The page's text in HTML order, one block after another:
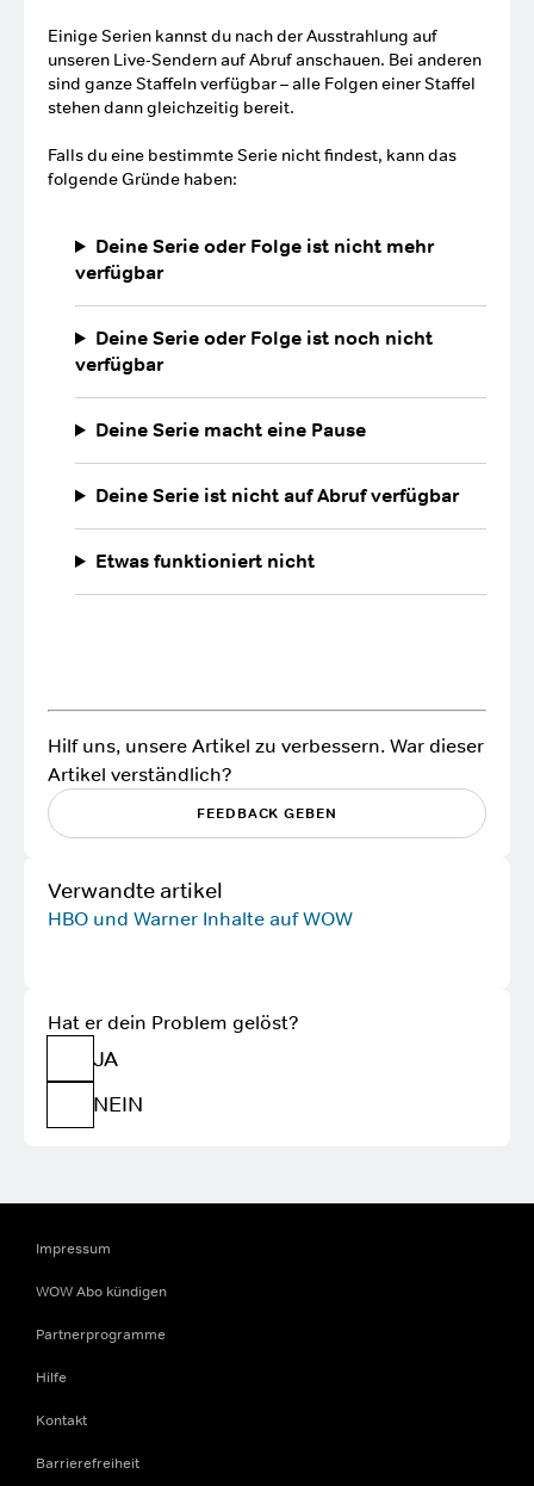
Einige Serien kannst du nach der Ausstrahlung auf
unseren Live-Sendern auf Abruf anschauen. Bei anderen
sind ganze Staffeln verfügbar – alle Folgen einer Staffel
stehen dann gleichzeitig bereit.
Falls du eine bestimmte Serie nicht findest, kann das
folgende Gründe haben:
Deine Serie oder Folge ist nicht mehr
verfügbar
Deine Serie oder Folge ist noch nicht
verfügbar
Deine Serie macht eine Pause
Deine Serie ist nicht auf Abruf verfügbar
Etwas funktioniert nicht
Hilf uns, unsere Artikel zu verbessern. War dieser
Artikel verständlich?
FEEDBACK GEBEN
Verwandte artikel
HBO und Warner Inhalte auf WOW
Hat er dein Problem gelöst?
JA
NEIN
Impressum
WOW Abo kündigen
Partnerprogramme
Hilfe
Kontakt
Barrierefreiheit